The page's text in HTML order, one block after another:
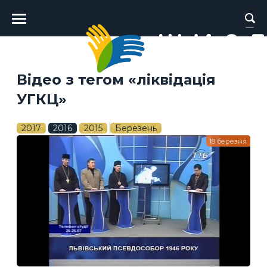
Головне
меню
Відео з тегом «ліквідація
УГКЦ»
2017 2016 2015 Березень
18 березня